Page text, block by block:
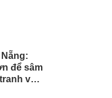
để sâm
với